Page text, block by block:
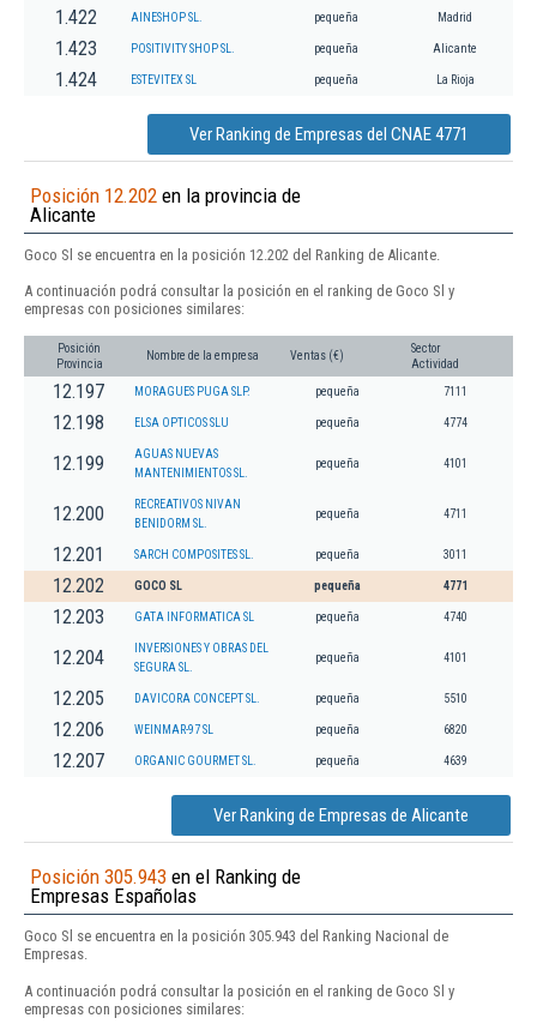
1.422 AINESHOP SL. pequeña Madrid
1.423 POSITIVITY SHOP SL. pequeña Alicante
1.424 ESTEVITEX SL pequeña La Rioja
Ver Ranking de Empresas del CNAE 4771
Posición 12.202 en la provincia de
Alicante
Goco Sl se encuentra en la posición 12.202 del Ranking de Alicante.
A continuación podrá consultar la posición en el ranking de Goco Sl y
empresas con posiciones similares:
Posición
Provincia
Nombre de la empresa Ventas (€)
Sector
Actividad
12.197 MORAGUES PUGA SLP. pequeña 7111
12.198 ELSA OPTICOS SLU pequeña 4774
12.199
AGUAS NUEVAS
MANTENIMIENTOS SL.
pequeña 4101
12.200
RECREATIVOS NIVAN
BENIDORM SL.
pequeña 4711
12.201 SARCH COMPOSITES SL. pequeña 3011
12.202 GOCO SL pequeña 4771
12.203 GATA INFORMATICA SL pequeña 4740
12.204
INVERSIONES Y OBRAS DEL
SEGURA SL.
pequeña 4101
12.205 DAVICORA CONCEPT SL. pequeña 5510
12.206 WEINMAR-97 SL pequeña 6820
12.207 ORGANIC GOURMET SL. pequeña 4639
Ver Ranking de Empresas de Alicante
Posición 305.943 en el Ranking de
Empresas Españolas
Goco Sl se encuentra en la posición 305.943 del Ranking Nacional de
Empresas.
A continuación podrá consultar la posición en el ranking de Goco Sl y
empresas con posiciones similares: